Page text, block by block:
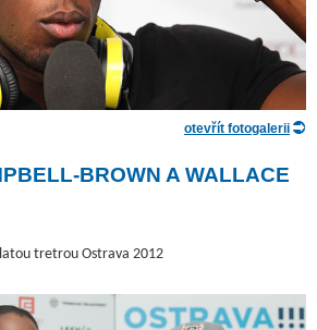
otevřít fotogalerii
BROWN A WALLACE
tretrou Ostrava 2012